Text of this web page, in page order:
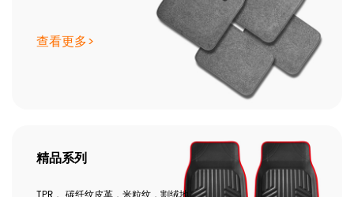
查看更多>
精品系列